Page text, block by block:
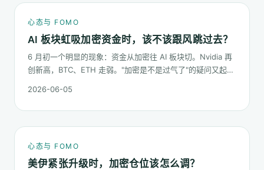
心态与 FOMO
AI 板块虹吸加密资金时，该不该跟风跳过去？
6 月初一个明显的现象：资金从加密往 AI 板块切。Nvidia 再
创新高，BTC、ETH 走弱。"加密是不是过气了"的疑问又起来
2026-06-05
心态与 FOMO
美伊紧张升级时，加密仓位该怎么调？